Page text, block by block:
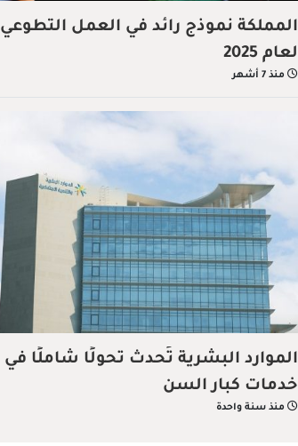
المملكة نموذج رائد في العمل التطوعي
لعام 2025
منذ 7 أشهر
الموارد البشرية تُحدث تحولًا شاملًا في
خدمات كبار السن
منذ سنة واحدة